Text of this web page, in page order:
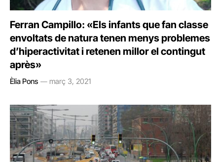
Ferran Campillo: «Els infants que fan classe
envoltats de natura tenen menys problemes
d’hiperactivitat i retenen millor el contingut
après»
Èlia Pons març 3, 2021